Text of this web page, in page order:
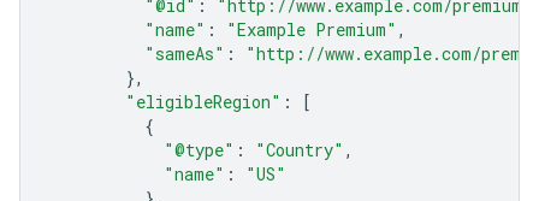
"@id" :
"http://www.example.com/
"name" : "Example Premium" ,
"sameAs" :
"http://www.example.com/
},
"eligibleRegion" :
[
{
"@type" : "Country" ,
"name" :
"US"